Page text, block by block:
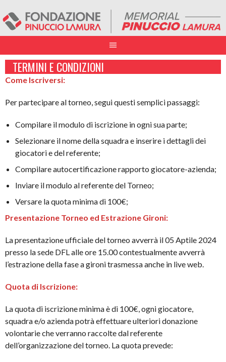
TERMINI E CONDIZIONI
Come Iscriversi:
Per partecipare al torneo, segui questi semplici passaggi:
Compilare il modulo di iscrizione in ogni sua parte;
Selezionare il nome della squadra e inserire i dettagli dei
giocatori e del referente;
Compilare autocertificazione rapporto giocatore-azienda;
Inviare il modulo al referente del Torneo;
Versare la quota minima di 100€;
Presentazione Torneo ed Estrazione Gironi:
La presentazione ufficiale del torneo avverrà il 05 Aptile 2024
presso la sede DFL alle ore 15.00 contestualmente avverrà
l’estrazione della fase a gironi trasmessa anche in live web.
Quota di Iscrizione:
La quota di iscrizione minima è di 100€, ogni giocatore,
squadra e/o azienda potrà effettuare ulteriori donazione
volontarie che verranno raccolte dal referente
dell’organizzazione del torneo. La quota prevede: